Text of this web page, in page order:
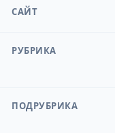
САЙТ
РУБРИКА
ПОДРУБРИКА